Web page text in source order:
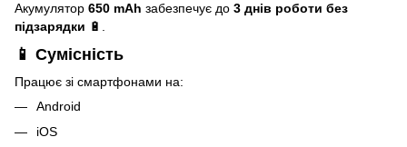
Акумулятор 650 mAh забезпечує до 3 днів роботи без
підзарядки 🔋.
📱 Сумісність
Працює зі смартфонами на:
Android
iOS